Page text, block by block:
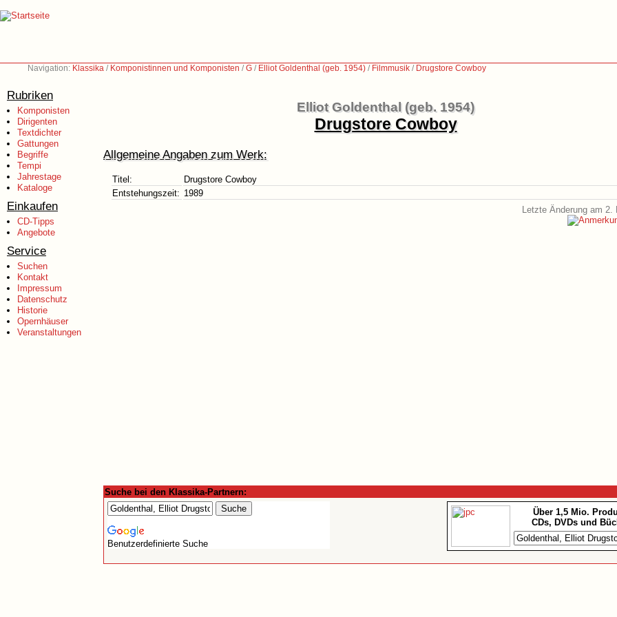
Navigation: Klassika / Komponistinnen und Komponisten /G / Elliot Goldenthal (geb. 1954) / Filmmusik / Drugstore Cowboy
Rubriken
Komponisten
Dirigenten
Textdichter
Gattungen
Begriffe
Tempi
Jahrestage
Kataloge
Einkaufen
CD-Tipps
Angebote
Service
Suchen
Kontakt
Impressum
Datenschutz
Historie
Opernhäuser
Veranstaltungen
Elliot Goldenthal (geb. 1954)
Drugstore Cowboy
Allgemeine Angaben zum Werk:
Titel:
Drugstore Cowboy
Entstehungszeit: 1989
Letzte Änderung am 2.
Suche bei den Klassika-Partnern:
Benutzerdefinierte Suche
Über 1,5 Mio.
CDs, DVDs und